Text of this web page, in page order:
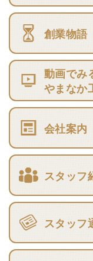
創業物語
動画でみ
やまなか
会社案内
スタッフ
スタッフ